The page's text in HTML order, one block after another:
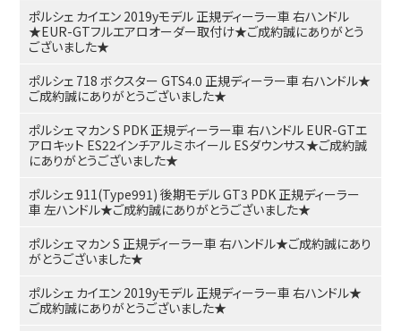
ポルシェ カイエン 2019yモデル 正規ディーラー車 右ハンドル
★EUR-GTフルエアロオーダー取付け★ご成約誠にありがとう
ございました★
ポルシェ 718 ボクスター GTS4.0 正規ディーラー車 右ハンドル★
ご成約誠にありがとうございました★
ポルシェ マカン S PDK 正規ディーラー車 右ハンドル EUR-GTエ
アロキット ES22インチアルミホイール ESダウンサス★ご成約誠
にありがとうございました★
ポルシェ 911(Type991) 後期モデル GT3 PDK 正規ディーラー
車 左ハンドル★ご成約誠にありがとうございました★
ポルシェ マカン S 正規ディーラー車 右ハンドル★ご成約誠にあり
がとうございました★
ポルシェ カイエン 2019yモデル 正規ディーラー車 右ハンドル★
ご成約誠にありがとうございました★